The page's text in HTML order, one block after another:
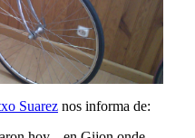
Suarez nos informa de: